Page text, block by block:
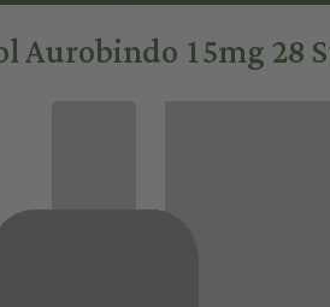
Aurobindo 15mg